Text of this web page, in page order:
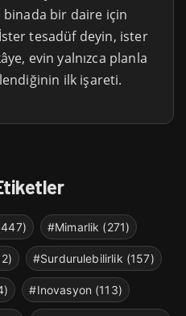
bir daire için
tesadüf deyin, ister
evin yalnızca planla
ilk işareti.
#Mimarlik (271)
#Surdurulebilirlik (157)
#Inovasyon (113)